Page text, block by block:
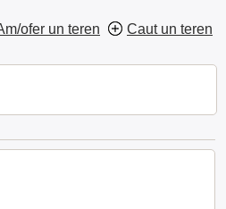
ofer un teren Caut un teren